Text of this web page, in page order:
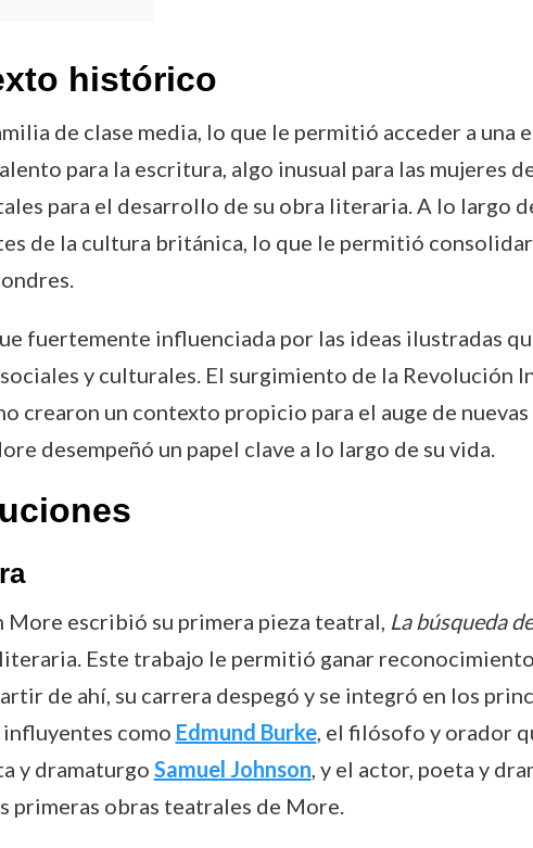
histórico
de clase media, lo que le permitió acceder a una
para la escritura, algo inusual para las mujeres
para el desarrollo de su obra literaria. A lo largo
de la cultura británica, lo que le permitió
fuertemente influenciada por las ideas ilustradas
y culturales. El surgimiento de la Revolución
crearon un contexto propicio para el auge de
desempeñó un papel clave a lo largo de su vida.
More escribió su primera pieza teatral, La búsqueda
Este trabajo le permitió ganar reconocimiento
de ahí, su carrera despegó y se integró en los
como Edmund Burke, el filósofo y orador
y dramaturgo Samuel Johnson, y el actor, poeta y
primeras obras teatrales de More.